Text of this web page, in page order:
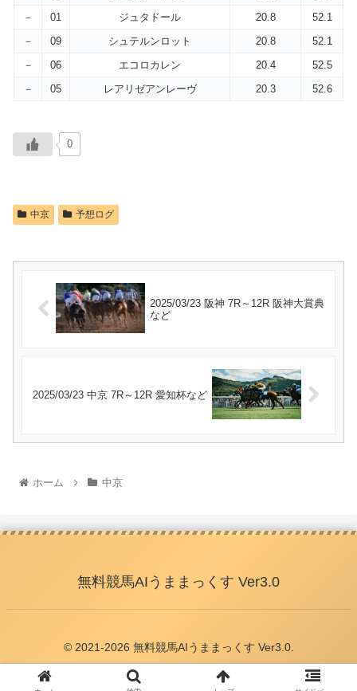
－
01 ジュタドール 20.8
52.1
－
09 シュテルンロット 20.8
52.1
－
06 エコロカレン 20.4
52.5
－
05 レアリゼアンレーヴ 20.3 52.6
0
中京 予想ログ
2025/03/23 阪神 7R～12R 阪神大賞典
など
2025/03/23 中京 7R～12R 愛知杯など
ホーム 中京
無料競馬AIうままっくす Ver3.0
© 2021-2026 無料競馬AIうままっくす Ver3.0.